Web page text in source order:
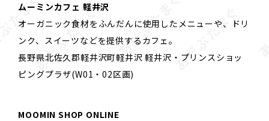
ムーミンカフェ 軽井沢
オーガニック食材をふんだんに使用したメニューや、ドリ
ンク、スイーツなどを提供するカフェ。
長野県北佐久郡軽井沢町軽井沢 軽井沢・プリンスショッ
ピングプラザ(W01・02区画)
MOOMIN SHOP ONLINE